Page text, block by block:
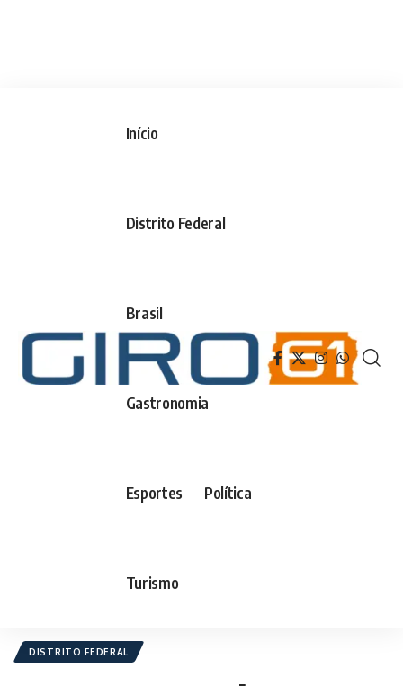
Início
Distrito Federal
Brasil
Gastronomia
Esportes Política
Turismo
DISTRITO FEDERAL